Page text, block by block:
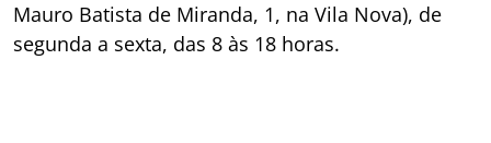
Mauro Batista de Miranda, 1, na Vila Nova), de
segunda a sexta, das 8 às 18 horas.